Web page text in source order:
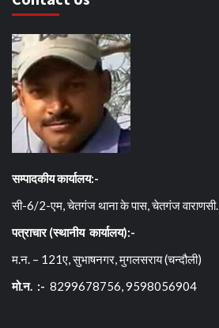
सम्पादकीय कार्यालय:-
सी-6/2-एम, चेतगंज थाना के पास, चेतगंज वाराणसी.
पत्राचार (स्थानीय कार्यालय):-
म.न. – 121ए, सुभाषनगर, मुगलसराय (चन्दौली)
मो.न. :- 8299678756, 9598056904